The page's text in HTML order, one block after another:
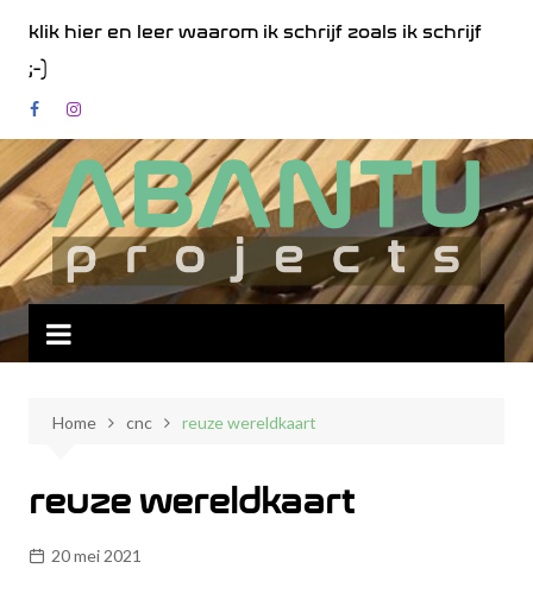
naar
inhoud
klik hier en leer waarom ik schrijf zoals ik schrijf
;-)
Home cnc reuze wereldkaart
reuze wereldkaart
20 mei 2021